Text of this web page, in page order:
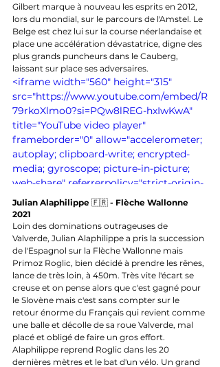
Gilbert marque à nouveau les esprits en 2012,
lors du mondial, sur le parcours de l'Amstel. Le
Belge est chez lui sur la course néerlandaise et
place une accélération dévastatrice, digne des
plus grands puncheurs dans le Cauberg,
laissant sur place ses adversaires.
<iframe width="560" height="315"
src="https://www.youtube.com/embed/R
79rkoXlmo0?si=PQw8lREG-hxIwKwA"
title="YouTube video player"
frameborder="0" allow="accelerometer;
autoplay; clipboard-write; encrypted-
media; gyroscope; picture-in-picture;
web-share" referrerpolicy="strict-origin-
when-cross-origin" allowfullscreen>
</iframe>
Julian Alaphilippe 🇫🇷 - Flèche Wallonne
2021
Loin des dominations outrageuses de
Valverde, Julian Alaphilippe a pris la succession
de l'Espagnol sur la Flèche Wallonne mais
Primoz Roglic, bien décidé à prendre les rênes,
lance de très loin, à 450m. Très vite l'écart se
creuse et on pense alors que c'est gagné pour
le Slovène mais c'est sans compter sur le
retour énorme du Français qui revient comme
une balle et décolle de sa roue Valverde, mal
placé et obligé de faire un gros effort.
Alaphilippe reprend Roglic dans les 20
dernières mètres et le bat d'un vélo. Un grand